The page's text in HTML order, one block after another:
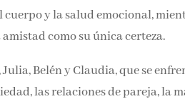
y la salud emocional,
como su única certeza.
Belén y Claudia, que se
las relaciones de pareja,
Email*
Por